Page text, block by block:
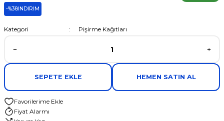
-%38İNDİRİM
Kategori Pişirme Kağıtları
SEPETE EKLE HEMEN SATIN AL
Fiyat Alarmı